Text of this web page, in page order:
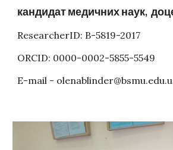
кандидат медичних наук,
ResearcherID: B-5819-2017
ORCID: 0000-0002-5855-5549
E-mail -